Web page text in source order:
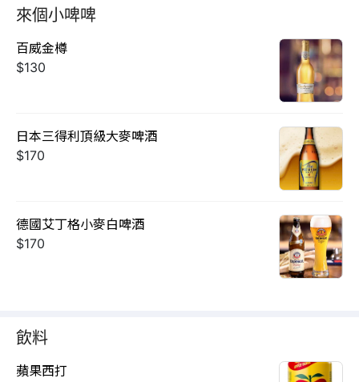
來個小啤啤
百威金樽
$130
日本三得利頂級大麥啤酒
$170
德國艾丁格小麥白啤酒
$170
飲料
蘋果西打